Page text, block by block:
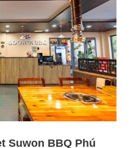
Suwon BBQ Phú